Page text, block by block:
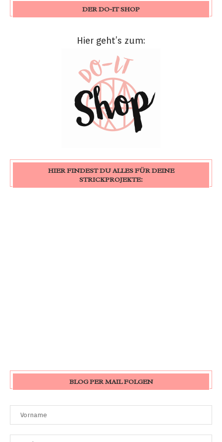
DER DO-IT SHOP
Hier geht’s zum:
HIER FINDEST DU ALLES FÜR DEINE
STRICKPROJEKTE:
BLOG PER MAIL FOLGEN